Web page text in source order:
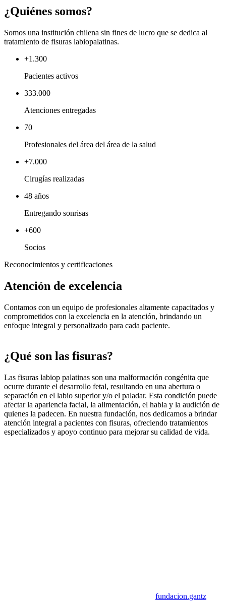
¿Quiénes somos?
Somos una institución chilena sin fines de lucro que se dedica al
tratamiento de fisuras labiopalatinas.
+1.300
Pacientes activos
333.000
Atenciones entregadas
70
Profesionales del área del área de la salud
+7.000
Cirugías realizadas
48 años
Entregando sonrisas
+600
Socios
Reconocimientos y certificaciones
Atención de excelencia
Contamos con un equipo de profesionales altamente capacitados y
comprometidos con la excelencia en la atención, brindando un
enfoque integral y personalizado para cada paciente.
¿Qué son las fisuras?
Las fisuras labiop palatinas son una malformación congénita que
ocurre durante el desarrollo fetal, resultando en una abertura o
separación en el labio superior y/o el paladar. Esta condición puede
afectar la apariencia facial, la alimentación, el habla y la audición de
quienes la padecen. En nuestra fundación, nos dedicamos a brindar
atención integral a pacientes con fisuras, ofreciendo tratamientos
especializados y apoyo continuo para mejorar su calidad de vida.
fundacion.gantz